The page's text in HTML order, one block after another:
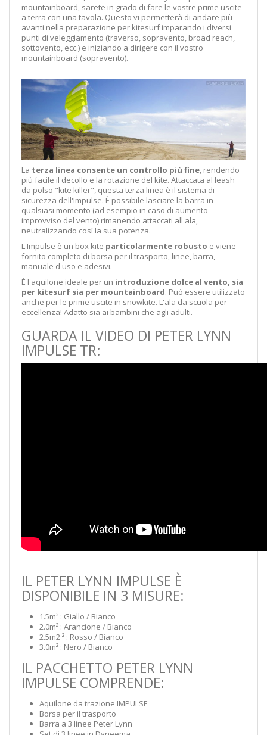
mountainboard, sarete in grado di fare le vostre prime uscite
a terra con una tavola. Questo vi permetterà di andare più
avanti nella preparazione per kitesurf imparando i diversi
punti di veleggiamento (traverso, sopravento, broad reach,
sottovento, ecc.) e iniziando a dirigere con il vostro
mountainboard (sopravento).
La terza linea consente un controllo più fine, rendendo
più facile il decollo e la rotazione del kite. Attaccata al leash
da polso "kite killer", questa terza linea è il sistema di
sicurezza dell'Impulse. È possibile lasciare la barra in
qualsiasi momento (ad esempio in caso di aumento
improvviso del vento) rimanendo attaccati all'ala,
neutralizzando così la sua potenza.
L'Impulse è un box kite particolarmente robusto e viene
fornito completo di borsa per il trasporto, linee, barra,
manuale d'uso e adesivi.
È l'aquilone ideale per un'introduzione dolce al vento, sia
per kitesurf sia per mountainboard. Può essere utilizzato
anche per le prime uscite in snowkite. L'ala da scuola per
eccellenza! Adatto sia ai bambini che agli adulti.
GUARDA IL VIDEO DI PETER LYNN
IMPULSE TR:
IL PETER LYNN IMPULSE È
DISPONIBILE IN 3 MISURE:
1.5m² : Giallo / Bianco
2.0m² : Arancione / Bianco
2.5m2 ² : Rosso / Bianco
3.0m² : Nero / Bianco
IL PACCHETTO PETER LYNN
IMPULSE COMPRENDE:
Aquilone da trazione IMPULSE
Borsa per il trasporto
Barra a 3 linee Peter Lynn